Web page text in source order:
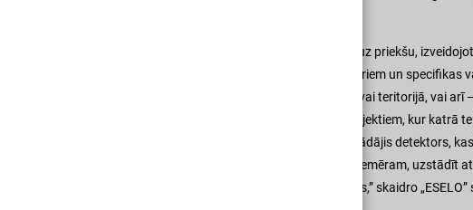
Šodien ražotāji gājuši vēl vienu soli uz priekšu,
draudiem. Atkarībā no objekta izmēriem un
piedūmošanu noteiktā telpu grupā vai teritorijā, vai
adrešu sistēma ir izdevīga lieliem objektiem, kur
konkrēto vietu vai telpu, kur ir nostrādājis detektors,
iestatīt dažādās jūtības pakāpes, piemēram, uzstādīt
lielos ofisos vai tirdzniecības centros,” skaidro